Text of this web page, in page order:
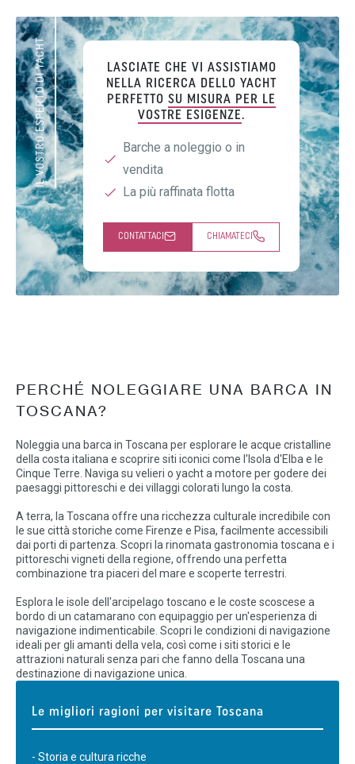
IL VOSTRO ESPERTO DI YACHT
LASCIATE CHE VI ASSISTIAMO
NELLA RICERCA DELLO YACHT
PERFETTO SU MISURA PER LE
VOSTRE ESIGENZE.
Barche a noleggio o in
vendita
La più raffinata flotta
CONTATTACI CHIAMATECI
PERCHÉ NOLEGGIARE UNA BARCA IN
TOSCANA?
Noleggia una barca in Toscana per esplorare le acque cristalline
della costa italiana e scoprire siti iconici come l'Isola d'Elba e le
Cinque Terre. Naviga su velieri o yacht a motore per godere dei
paesaggi pittoreschi e dei villaggi colorati lungo la costa.
A terra, la Toscana offre una ricchezza culturale incredibile con
le sue città storiche come Firenze e Pisa, facilmente accessibili
dai porti di partenza. Scopri la rinomata gastronomia toscana e i
pittoreschi vigneti della regione, offrendo una perfetta
combinazione tra piaceri del mare e scoperte terrestri.
Esplora le isole dell'arcipelago toscano e le coste scoscese a
bordo di un catamarano con equipaggio per un'esperienza di
navigazione indimenticabile. Scopri le condizioni di navigazione
ideali per gli amanti della vela, così come i siti storici e le
attrazioni naturali senza pari che fanno della Toscana una
destinazione di navigazione unica.
Le migliori ragioni per visitare Toscana
- Storia e cultura ricche